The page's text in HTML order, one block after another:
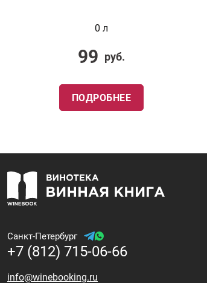
0 л
99 руб.
ПОДРОБНЕЕ
Санкт-Петербург
+7 (812) 715-06-66
info@winebooking.ru